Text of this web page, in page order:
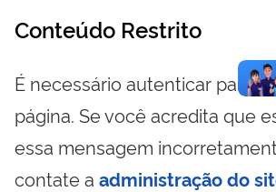
Conteúdo Restrito
É necessário autenticar para
página. Se você acredita que
essa mensagem
contate a administração do